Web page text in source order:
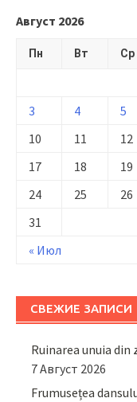
Август 2026
Пн Вт Ср
« Июл
3
4 5
10
11 12
17
18 19
24
25 26
31
СВЕЖИЕ ЗАПИСИ
Ruinarea unuia
7 Август 2026
Frumusețea